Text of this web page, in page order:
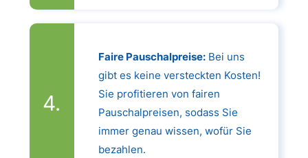
Faire Pauschalpreise:Bei uns
gibt es keine versteckten Kosten!
Sie profitieren von fairen
Pauschalpreisen, sodass Sie
immer genau wissen, wofür Sie
bezahlen.